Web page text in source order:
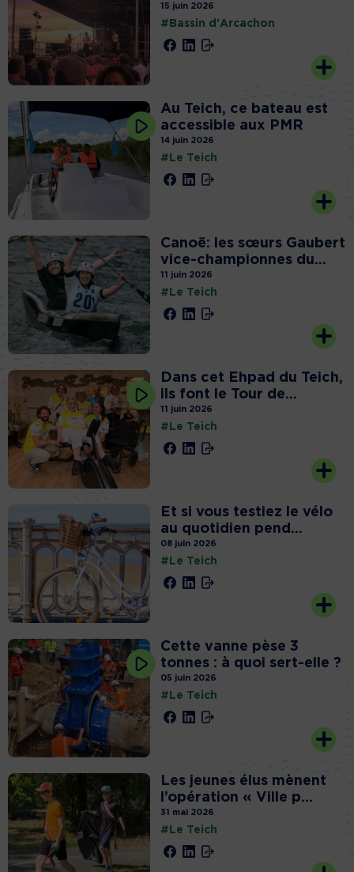
15 juin 2026
#Bassin d'Arcachon
Au Teich, ce bateau est
accessible aux PMR
14 juin 2026
#Le Teich
Canoë: les sœurs Gaubert
vice-championnes du...
11 juin 2026
#Le Teich
Dans cet Ehpad du Teich,
ils font le Tour de...
11 juin 2026
#Le Teich
Et si vous testiez le vélo
au quotidien pend...
08 juin 2026
#Le Teich
Cette vanne pèse 3
tonnes : à quoi sert-elle ?
05 juin 2026
#Le Teich
Les jeunes élus mènent
l’opération « Ville p...
31 mai 2026
#Le Teich